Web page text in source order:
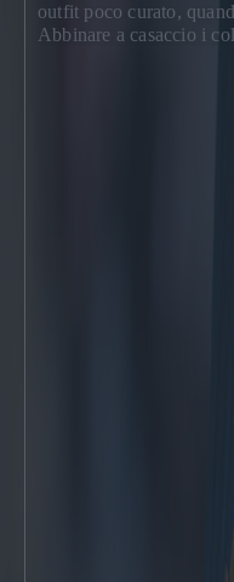
outfit poco curato,
Abbinare a casaccio i